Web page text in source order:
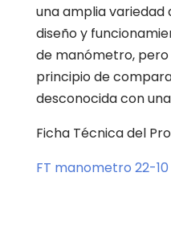
una amplia variedad
diseño y
de manómetro,
principio de
desconocida con
Ficha Técnica del
FT manometro 22-10